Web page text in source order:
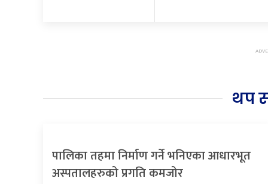
थप
पालिका तहमा निर्माण गर्ने भनिएका आधारभूत
अस्पतालहरुको प्रगति कमजोर